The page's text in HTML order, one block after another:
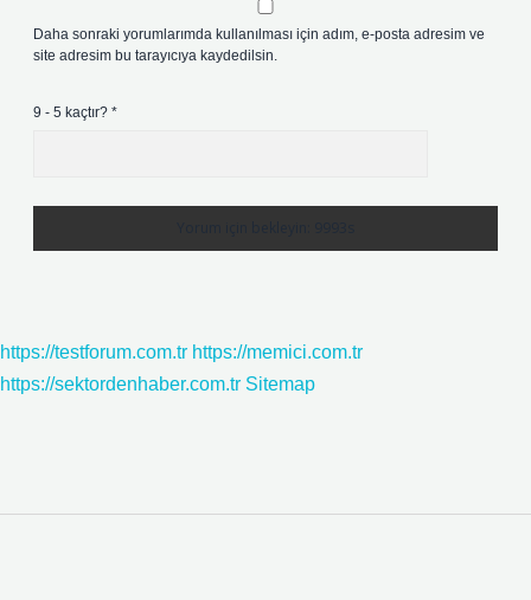
Daha sonraki yorumlarımda kullanılması için adım, e-posta adresim ve
site adresim bu tarayıcıya kaydedilsin.
9 - 5 kaçtır? *
https://testforum.com.tr https://memici.com.tr
https://sektordenhaber.com.tr Sitemap